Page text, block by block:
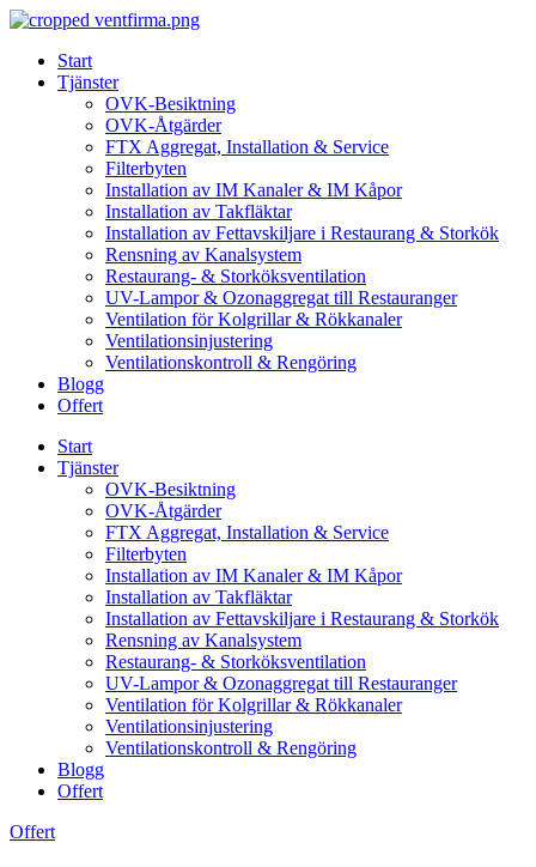
Skip
contentStart
Tjänster
OVK-Besiktning
OVK-Åtgärder
FTX Aggregat, Installation & Service
Filterbyten
Installation av IM Kanaler & IM Kåpor
Installation av Takfläktar
Installation av Fettavskiljare i Restaurang & Storkök
Rensning av Kanalsystem
Restaurang- & Storköksventilation
UV-Lampor & Ozonaggregat till Restauranger
Ventilation för Kolgrillar & Rökkanaler
Ventilationsinjustering
Ventilationskontroll & Rengöring
Blogg
Offert
Start
Tjänster
OVK-Besiktning
OVK-Åtgärder
FTX Aggregat, Installation & Service
Filterbyten
Installation av IM Kanaler & IM Kåpor
Installation av Takfläktar
Installation av Fettavskiljare i Restaurang & Storkök
Rensning av Kanalsystem
Restaurang- & Storköksventilation
UV-Lampor & Ozonaggregat till Restauranger
Ventilation för Kolgrillar & Rökkanaler
Ventilationsinjustering
Ventilationskontroll & Rengöring
Blogg
Offert
Offert